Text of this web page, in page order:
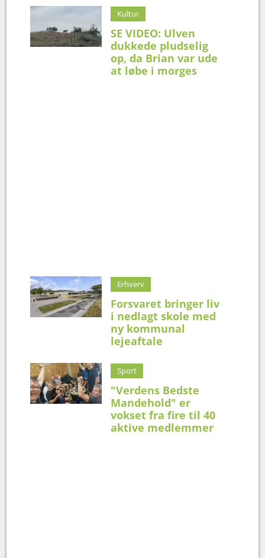
Kultur
SE VIDEO: Ulven
dukkede pludselig
op, da Brian var ude
at løbe i morges
Erhverv
Forsvaret bringer liv
i nedlagt skole med
ny kommunal
lejeaftale
Sport
"Verdens Bedste
Mandehold" er
vokset fra fire til 40
aktive medlemmer